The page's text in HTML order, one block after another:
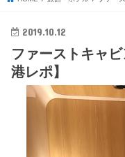
2019.10.12
ファーストキャ
港レポ】